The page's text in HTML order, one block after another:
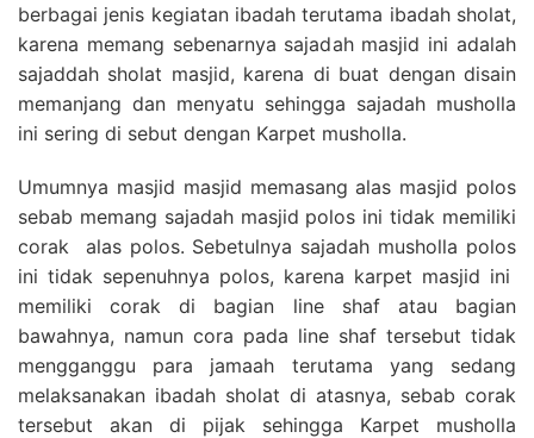
berbagai jenis kegiatan ibadah terutama ibadah sholat,
karena memang sebenarnya sajadah masjid ini adalah
sajaddah sholat masjid, karena di buat dengan disain
memanjang dan menyatu sehingga sajadah musholla
ini sering di sebut dengan Karpet musholla.
Umumnya masjid masjid memasang alas masjid polos
sebab memang sajadah masjid polos ini tidak memiliki
corak alas polos. Sebetulnya sajadah musholla polos
ini tidak sepenuhnya polos, karena karpet masjid ini
memiliki corak di bagian line shaf atau bagian
bawahnya, namun cora pada line shaf tersebut tidak
mengganggu para jamaah terutama yang sedang
melaksanakan ibadah sholat di atasnya, sebab corak
tersebut akan di pijak sehingga Karpet musholla